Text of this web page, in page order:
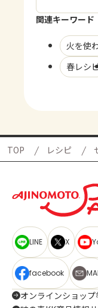
関連キーワード
火を使
春レシ
TOP レシピ
LINE X
facebook
オンラインショップ